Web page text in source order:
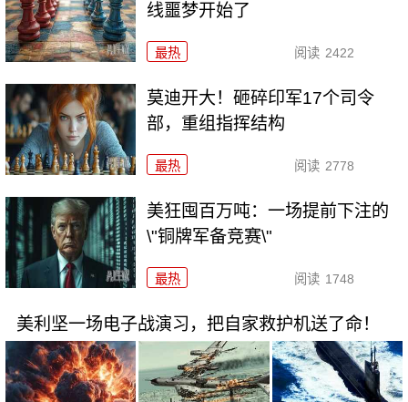
线噩梦开始了
最热 阅读 2422
莫迪开大！砸碎印军17个司令
部，重组指挥结构
最热 阅读 2778
美狂囤百万吨：一场提前下注的
\"铜牌军备竞赛\"
最热 阅读 1748
美利坚一场电子战演习，把自家救护机送了命！